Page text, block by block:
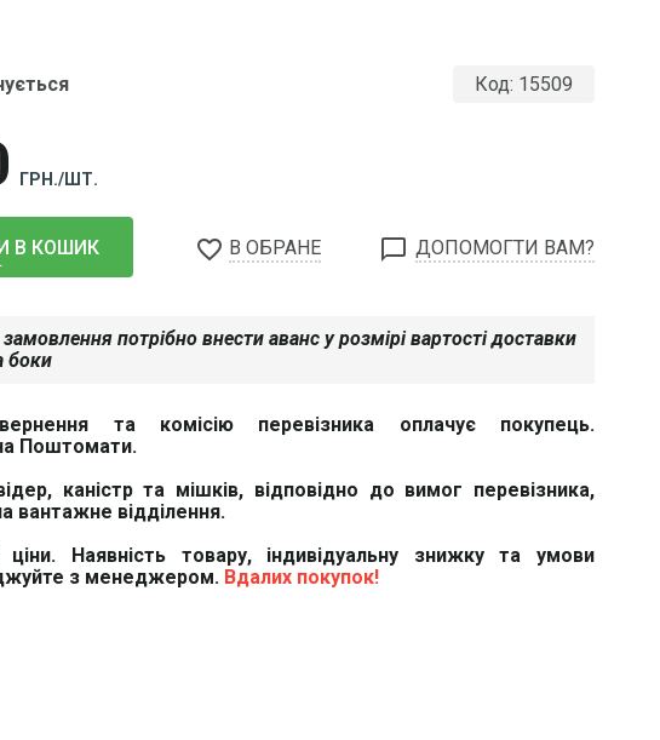
Код: 15509
ГРН./ШТ.
В КОШИК favorite_border В ОБРАНЕ chat_bubble_outline ДОПОМОГТИ ВАМ?
потрібно внести аванс у розмірі вартості доставки
боки
та комісію перевізника оплачує покупець.
Поштомати.
каністр та мішків, відповідно до вимог перевізника,
вантажне відділення.
ціни. Наявність товару, індивідуальну знижку та умови
з менеджером. Вдалих покупок!